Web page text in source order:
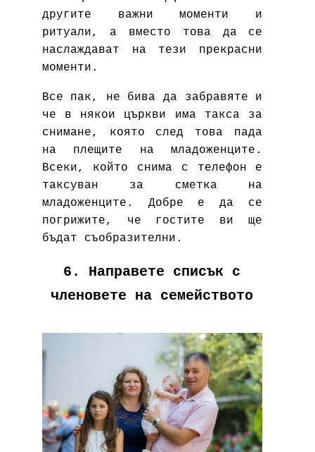
другите важни моменти и
ритуали, а вместо това да се
наслаждават на тези прекрасни
моменти.
Все пак, не бива да забравяте и
че в някои църкви има такса за
снимане, която след това пада
на плещите на младоженците.
Всеки, който снима с телефон е
таксуван за сметка на
младоженците. Добре е да се
погрижите, че гостите ви ще
бъдат съобразителни.
6. Направете списък с
членовете на семейството